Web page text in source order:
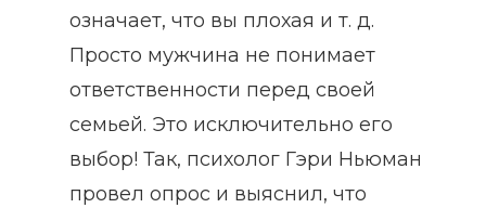
означает, что вы плохая и т. д.
Просто мужчина не понимает
ответственности перед своей
семьей. Это исключительно его
выбор! Так, психолог Гэри Ньюман
провел опрос и выяснил, что